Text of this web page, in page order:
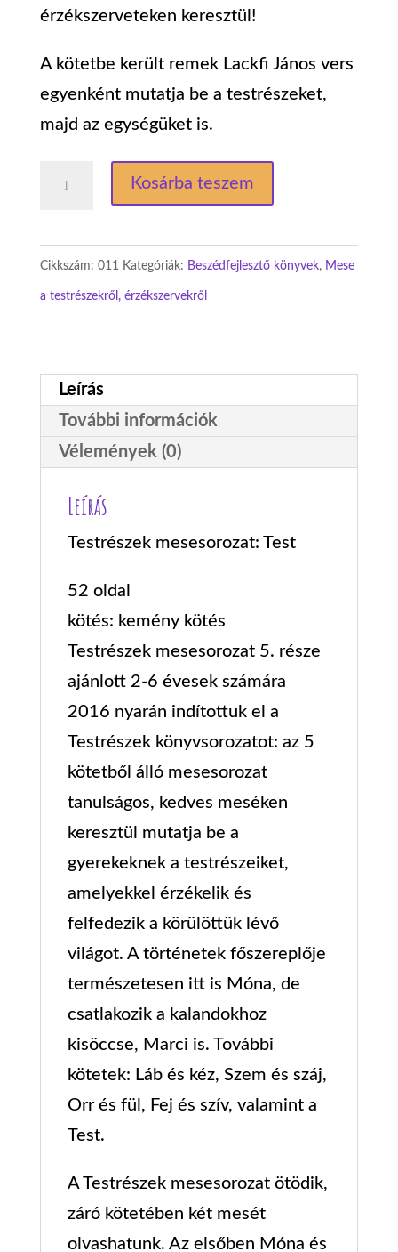
érzékszerveteken keresztül!
A kötetbe került remek Lackfi János vers
egyenként mutatja be a testrészeket,
majd az egységüket is.
mese
mennyiség
Kosárba teszem
Cikkszám: 011 Kategóriák: Beszédfejlesztő könyvek, Mese
a testrészekről, érzékszervekről
Leírás
További információk
Vélemények (0)
Leírás
Testrészek mesesorozat: Test
52 oldal
kötés: kemény kötés
Testrészek mesesorozat 5. része
ajánlott 2-6 évesek számára
2016 nyarán indítottuk el a
Testrészek könyvsorozatot: az 5
kötetből álló mesesorozat
tanulságos, kedves meséken
keresztül mutatja be a
gyerekeknek a testrészeiket,
amelyekkel érzékelik és
felfedezik a körülöttük lévő
világot. A történetek főszereplője
természetesen itt is Móna, de
csatlakozik a kalandokhoz
kisöccse, Marci is. További
kötetek: Láb és kéz, Szem és száj,
Orr és fül, Fej és szív, valamint a
Test.
A Testrészek mesesorozat ötödik,
záró kötetében két mesét
olvashatunk. Az elsőben Móna és